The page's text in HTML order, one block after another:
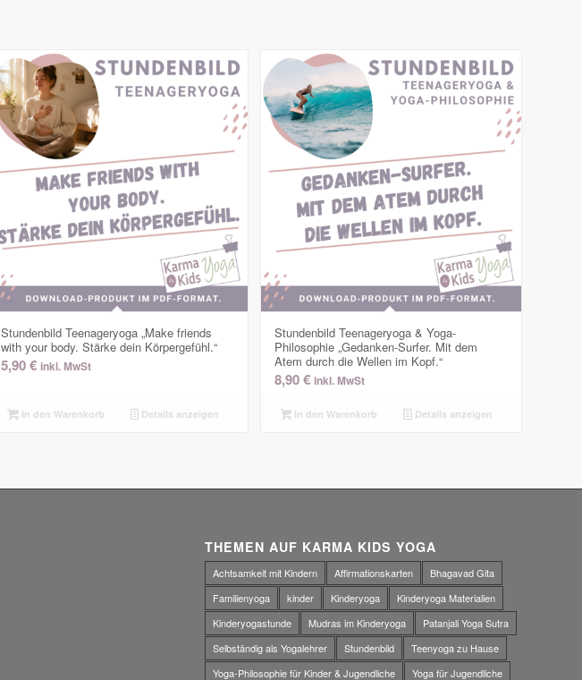
Stundenbild Teenageryoga „Make friends
with your body. Stärke dein Körpergefühl.“
5,90€ inkl. MwSt
In den Warenkorb Details anzeigen
Stundenbild Teenageryoga & Yoga-
Philosophie „Gedanken-Surfer. Mit dem
Atem durch die Wellen im Kopf.“
8,90€ inkl. MwSt
In den Warenkorb Details anzeigen
THEMEN AUF KARMA KIDS YOGA
Achtsamkeit mit Kindern Affirmationskarten
Bhagavad Gita
Familienyoga
kinder Kinderyoga
Kinderyoga Materialien
Kinderyogastunde
Mudras im Kinderyoga
Patanjali Yoga Sutra
Selbständig als Yogalehrer
Stundenbild
Teenyoga zu Hause
Yoga-Philosophie für Kinder & Jugendliche
Yoga für Jugendliche